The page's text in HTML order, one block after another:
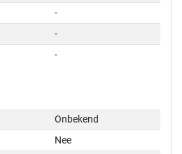
-
-
-
Onbekend
Nee